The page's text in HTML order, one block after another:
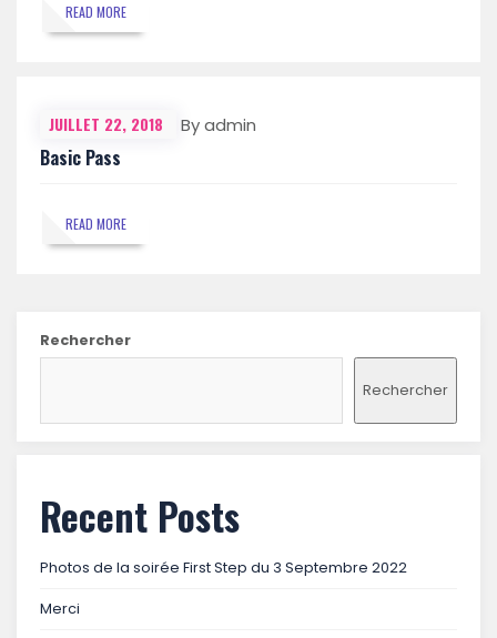
READ MORE
JUILLET 22, 2018 By admin
Basic Pass
READ MORE
Rechercher
Rechercher
Recent Posts
Photos de la soirée First Step du 3 Septembre 2022
Merci